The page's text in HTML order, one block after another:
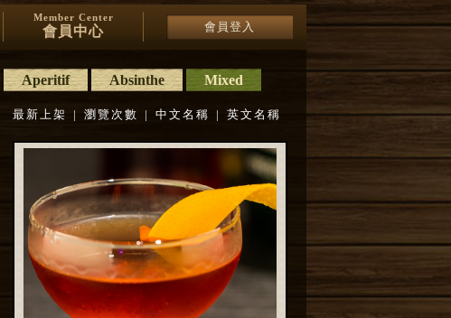
Member Center
會員中心 會員登入
Aperitif Absinthe Mixed
最新上架 | 瀏覽次數 | 中文名稱 | 英文名稱